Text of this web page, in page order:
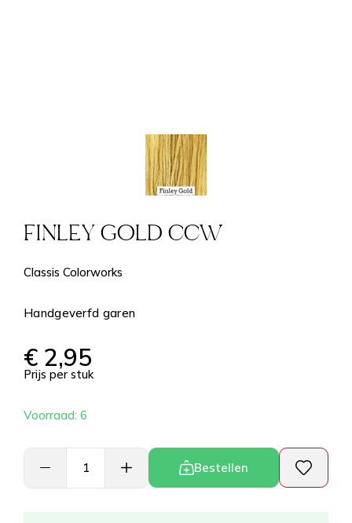
FINLEY GOLD CCW
Classis Colorworks
Handgeverfd garen
€ 2,95
Prijs per stuk
Voorraad: 6
Bestellen